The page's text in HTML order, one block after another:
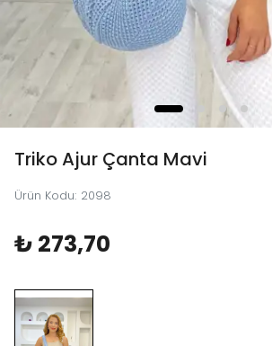
Triko Ajur Çanta Mavi
Ürün Kodu: 2098
₺ 273,70